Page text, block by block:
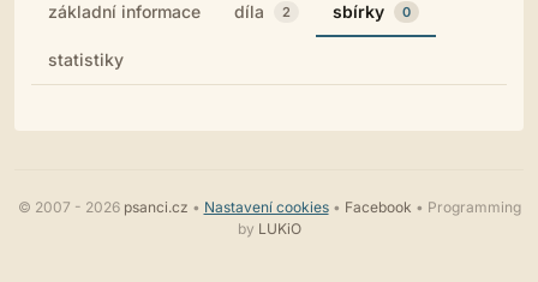
základní informace díla 2 sbírky 0
statistiky
© 2007 - 2026 psanci.cz • Nastavení cookies• Facebook • Programming
by LUKiO